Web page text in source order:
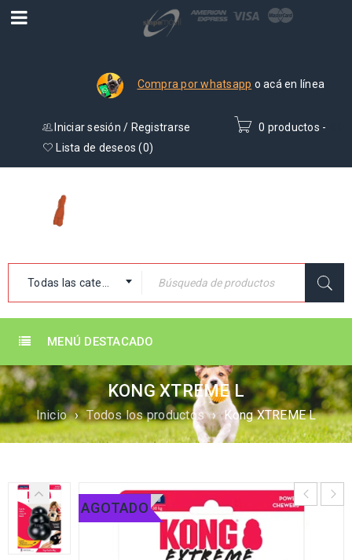
Compra por whatsapp o acá en línea
0 productos -
Iniciar sesión / Registrarse
Lista de deseos (0)
Todas las categorías
MENÚ DESTACADO
KONG XTREME L
Inicio › Todos los productos › Kong XTREME L
AGOTADO